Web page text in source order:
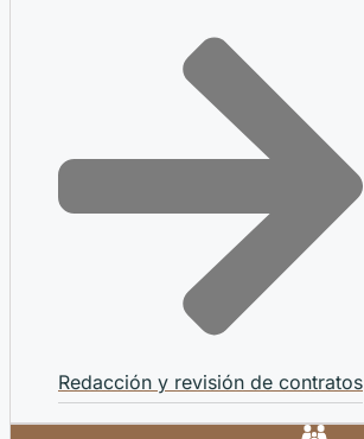
Redacción y revisión de contratos